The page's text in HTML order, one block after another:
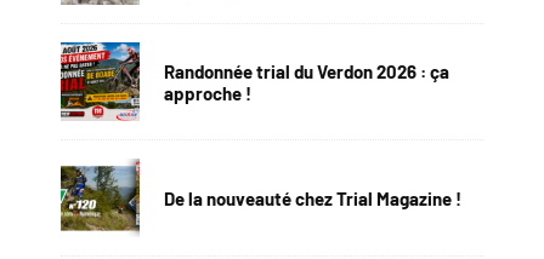
Randonnée trial du Verdon 2026 : ça
approche !
De la nouveauté chez Trial Magazine !